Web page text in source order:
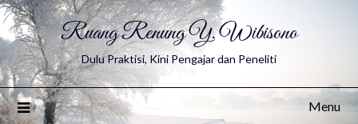
Ruang Renung Y. Wibisono
Dulu Praktisi, Kini Pengajar dan Peneliti
Menu